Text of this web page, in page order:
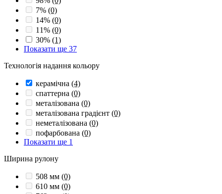
7% (0)
14% (0)
11% (0)
30% (1)
Показати ще 37
Технологія надання кольору
керамічна (4)
спаттерна (0)
металізована (0)
металізована градієнт (0)
неметалізована (0)
пофарбована (0)
Показати ще 1
Ширина рулону
508 мм (0)
610 мм (0)